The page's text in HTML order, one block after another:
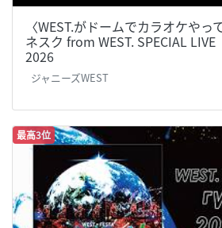
〈WEST.がドームでカラオケや
ネスク from WEST. SPECIAL
2026
ジャニーズWEST
最高3位